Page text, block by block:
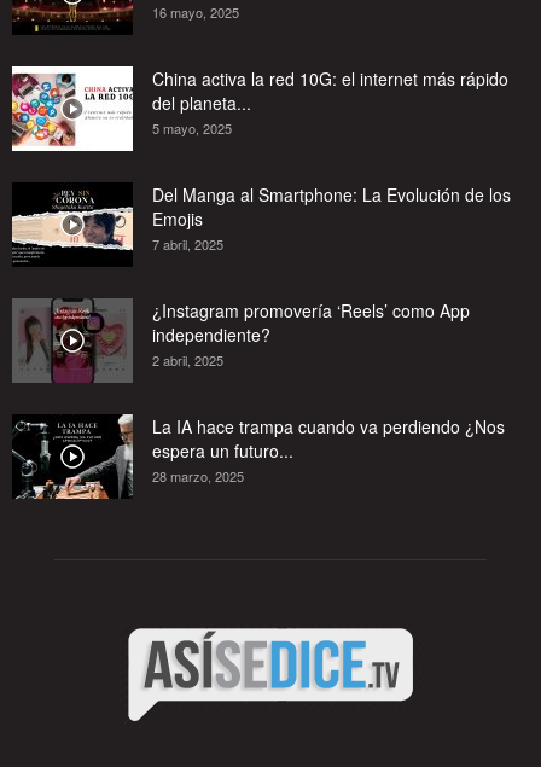
16 mayo, 2025
China activa la red 10G: el internet más rápido
del planeta...
5 mayo, 2025
Del Manga al Smartphone: La Evolución de los
Emojis
7 abril, 2025
¿Instagram promovería ‘Reels’ como App
independiente?
2 abril, 2025
La IA hace trampa cuando va perdiendo ¿Nos
espera un futuro...
28 marzo, 2025